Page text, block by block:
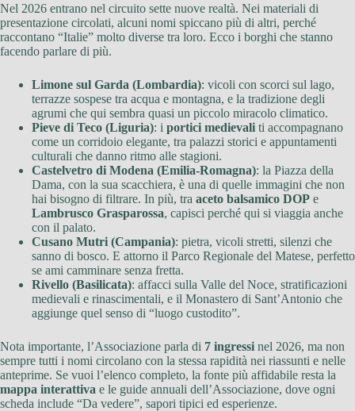
Nel 2026 entrano nel circuito sette nuove realtà. Nei materiali di
presentazione circolati, alcuni nomi spiccano più di altri, perché
raccontano “Italie” molto diverse tra loro. Ecco i borghi che stanno
facendo parlare di più.
Limone sul Garda (Lombardia): vicoli con scorci sul lago,
terrazze sospese tra acqua e montagna, e la tradizione degli
agrumi che qui sembra quasi un piccolo miracolo climatico.
Pieve di Teco (Liguria): i portici medievali ti accompagnano
come un corridoio elegante, tra palazzi storici e appuntamenti
culturali che danno ritmo alle stagioni.
Castelvetro di Modena (Emilia-Romagna): la Piazza della
Dama, con la sua scacchiera, è una di quelle immagini che non
hai bisogno di filtrare. In più, tra aceto balsamico DOP e
Lambrusco Grasparossa, capisci perché qui si viaggia anche
con il palato.
Cusano Mutri (Campania): pietra, vicoli stretti, silenzi che
sanno di bosco. E attorno il Parco Regionale del Matese, perfetto
se ami camminare senza fretta.
Rivello (Basilicata): affacci sulla Valle del Noce, stratificazioni
medievali e rinascimentali, e il Monastero di Sant’Antonio che
aggiunge quel senso di “luogo custodito”.
Nota importante, l’Associazione parla di 7 ingressi nel 2026, ma non
sempre tutti i nomi circolano con la stessa rapidità nei riassunti e nelle
anteprime. Se vuoi l’elenco completo, la fonte più affidabile resta la
mappa interattiva e le guide annuali dell’Associazione, dove ogni
scheda include “Da vedere”, sapori tipici ed esperienze.